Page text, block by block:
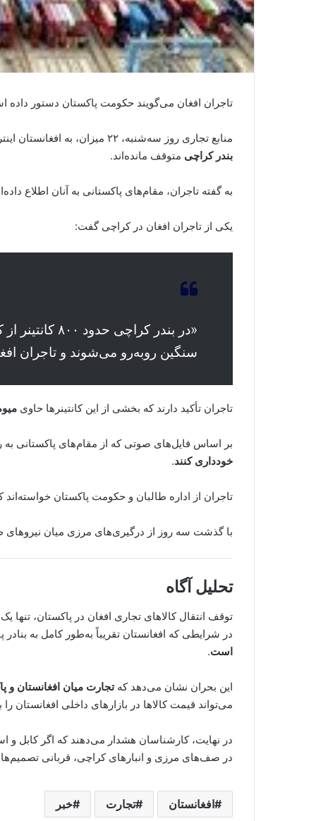
تاجران افغان می‌گویند حکومت پاکستان دستور داده
منابع تجاری روز سه‌شنبه، ۲۲ میزان، به افغانستان اینترنشنال گفته‌اند که در نتیجه این تصمیم،
بندر کراچی متوقف مانده‌اند.
به گفته تاجران، مقام‌های پاکستانی به آنان اطلاع
یکی از تاجران افغان در کراچی گفت:
«در بندر
سنگین روبه‌رو می‌شوند و تاجران
تاجران تأکید دارند که بخشی از این کانتینرها حاوی
بر اساس فایل‌های صوتی که از مقام‌های پاکستانی
خودداری کنند.
تاجران از اداره طالبان و حکومت پاکستان خواسته‌اند
با گذشت سه روز از درگیری‌های مرزی میان نیروهای
تحلیل آگاه
توقف انتقال کالاهای تجاری افغان در پاکستان، تنها
در شرایطی که افغانستان تقریباً به‌طور کامل به
است.
این بحران نشان می‌دهد کهتجارت میان افغانستان و
می‌تواند قیمت کالاها در بازارهای داخلی
در نهایت، کارشناسان هشدار می‌دهند که اگر کابل و
در صف‌های مرزی و انبارهای کراچی، قربانی
افغانستان تجارت خبر